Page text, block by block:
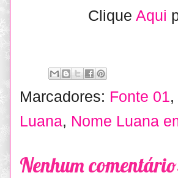
Clique Aqui
Marcadores: Fonte 01,
Luana, Nome Luana
Nenhum